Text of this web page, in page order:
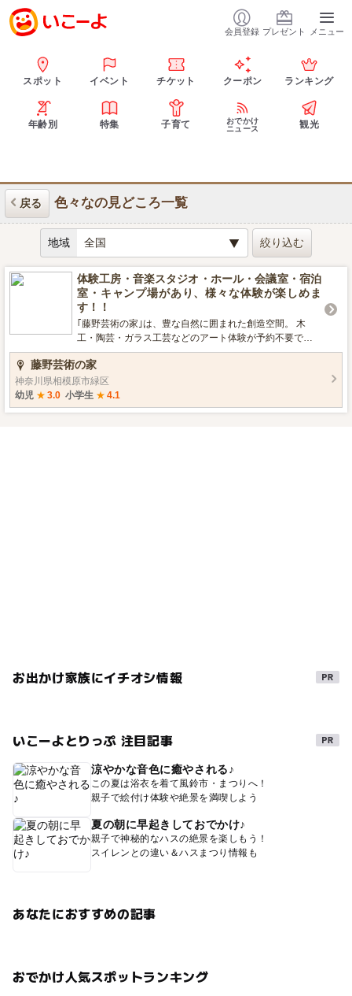
会員登録 プレゼント メニュー
スポット イベント チケット クーポン ランキング
年齢別 特集 子育て
おでかけ
ニュース
観光
戻る 色々なの見どころ一覧
地域
体験工房・音楽スタジオ・ホール・会議室・宿泊
室・キャンプ場があり、様々な体験が楽しめま
す！！
｢藤野芸術の家｣は、豊な自然に囲まれた創造空間。 木
工・陶芸・ガラス工芸などのアート体験が予約不要でい
つでも利用できる【体験工房】、 音楽・ダンス・演劇な
どの公演や練習、レクレーションなどができる【多目的
ホールとスタジオ】、 会社やグループでの勉強会や研修
などもできる【会議室】、 テント泊や日帰りのバーベキ
ューが楽しめる【キャンプ場】、 さらに、家族やグルー
藤野芸術の家
神奈川県相模原市緑区
幼児 ★ 3.0 小学生 ★ 4.1
お出かけ家族にイチオシ情報
いこーよとりっぷ 注目記事
涼やかな音色に癒やされる♪
この夏は浴衣を着て風鈴市・まつりへ！
親子で絵付け体験や絶景を満喫しよう
夏の朝に早起きしておでかけ♪
親子で神秘的なハスの絶景を楽しもう！
スイレンとの違い＆ハスまつり情報も
あなたにおすすめの記事
おでかけ人気スポットランキング